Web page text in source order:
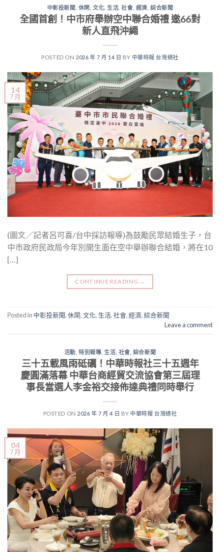
中彰投新聞 休閑 文化 ,生活 ,社會, 經濟 綜合新聞
全國首創！中市府舉辦空中聯合婚禮 邀66對
新人直飛沖繩
POSTED ON 2026 年 7 月 14 日 BY 中華時報 台灣總社
14
7 月
(圖文／記者呂可喜/台中採訪報導)為鼓勵民眾結婚生子，台
中市政府民政局今年別開生面在空中舉辦聯合結婚，將在10
[…]
CONTINUE READING →
Posted in 中彰投新聞,休閑,文化,生活,社會,經濟,綜合新聞
Leave a comment
活動 ,特別報導 ,生活 社會, 綜合新聞
三十五載風雨砥礪！中華時報社三十五週年
慶圓滿落幕 中華台商經貿交流協會第三屆理
事長當選人李金裕交接佈達典禮同時舉行
POSTED ON 2026 年 7 月 4 日 BY 中華時報 台灣總社
04
7 月